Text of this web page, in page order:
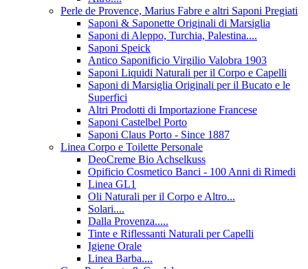
Perle de Provence, Marius Fabre e altri Saponi Pregiati
Saponi & Saponette Originali di Marsiglia
Saponi di Aleppo, Turchia, Palestina....
Saponi Speick
Antico Saponificio Virgilio Valobra 1903
Saponi Liquidi Naturali per il Corpo e Capelli
Saponi di Marsiglia Originali per il Bucato e le
Superfici
Altri Prodotti di Importazione Francese
Saponi Castelbel Porto
Saponi Claus Porto - Since 1887
Linea Corpo e Toilette Personale
DeoCreme Bio Achselkuss
Opificio Cosmetico Banci - 100 Anni di Rimedi
Linea GL1
Oli Naturali per il Corpo e Altro...
Solari....
Dalla Provenza.....
Tinte e Riflessanti Naturali per Capelli
Igiene Orale
Linea Barba....